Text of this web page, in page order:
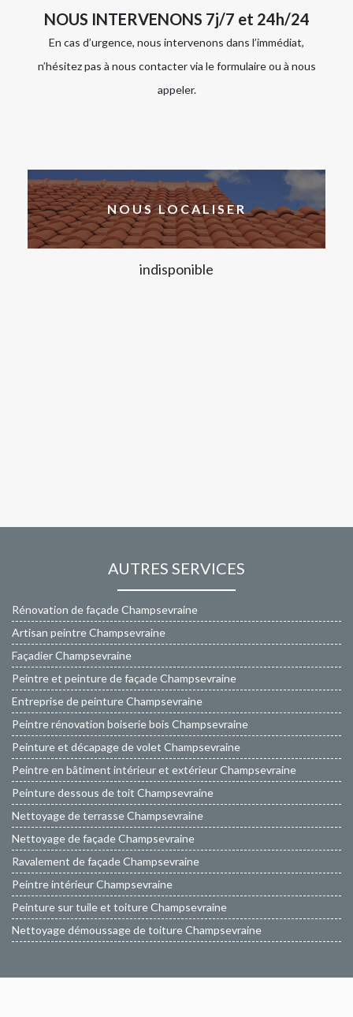
NOUS INTERVENONS 7j/7 et 24h/24
En cas d’urgence, nous intervenons dans l’immédiat,
n’hésitez pas à nous contacter via le formulaire ou à nous
appeler.
NOUS LOCALISER
indisponible
AUTRES SERVICES
Rénovation de façade Champsevraine
Artisan peintre Champsevraine
Façadier Champsevraine
Peintre et peinture de façade Champsevraine
Entreprise de peinture Champsevraine
Peintre rénovation boiserie bois Champsevraine
Peinture et décapage de volet Champsevraine
Peintre en bâtiment intérieur et extérieur Champsevraine
Peinture dessous de toit Champsevraine
Nettoyage de terrasse Champsevraine
Nettoyage de façade Champsevraine
Ravalement de façade Champsevraine
Peintre intérieur Champsevraine
Peinture sur tuile et toiture Champsevraine
Nettoyage démoussage de toiture Champsevraine